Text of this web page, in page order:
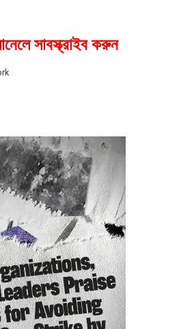
সাবস্ক্রাইব করুন